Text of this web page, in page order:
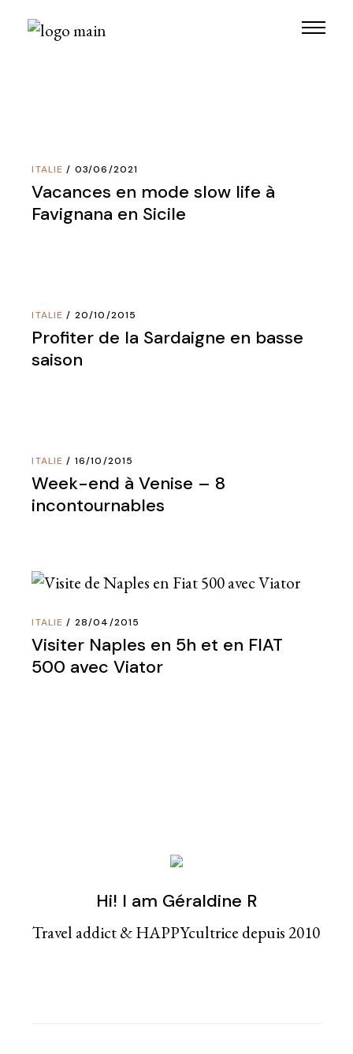
ITALIE 03/06/2021
Vacances en mode slow life à
Favignana en Sicile
ITALIE 20/10/2015
Profiter de la Sardaigne en basse
saison
ITALIE 16/10/2015
Week-end à Venise – 8
incontournables
ITALIE 28/04/2015
Visiter Naples en 5h et en FIAT
500 avec Viator
Hi! I am Géraldine R
Travel addict & HAPPYcultrice depuis 2010